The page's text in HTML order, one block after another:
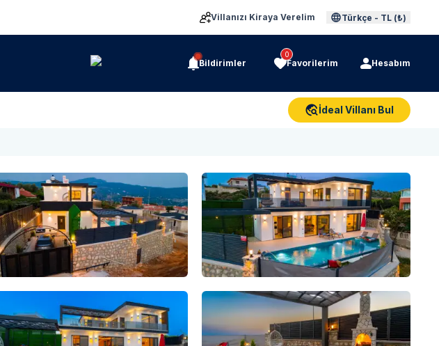
Villanızı Kiraya Verelim Türkçe - TL (₺)
Bildirimler
0
Favorilerim Hesabım
İdeal Villanı Bul